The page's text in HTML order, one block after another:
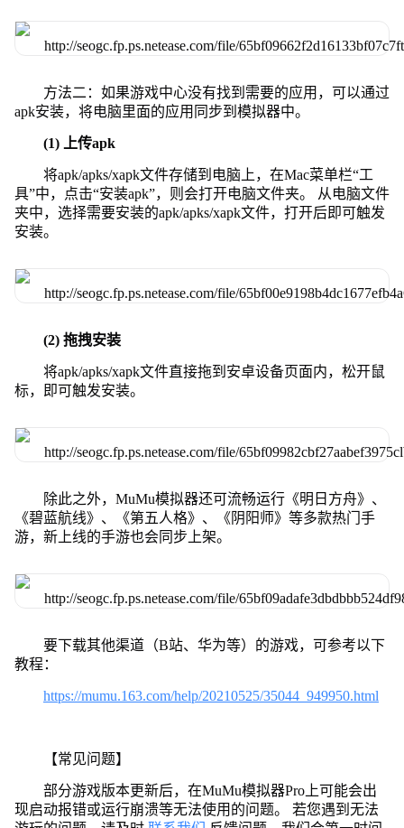
方法二：如果游戏中心没有找到需要的应用，可以通过
apk安装，将电脑里面的应用同步到模拟器中。
(1) 上传apk
将apk/apks/xapk文件存储到电脑上，在Mac菜单栏“工
具”中，点击“安装apk”，则会打开电脑文件夹。 从电脑文件
夹中，选择需要安装的apk/apks/xapk文件，打开后即可触发
安装。
(2) 拖拽安装
将apk/apks/xapk文件直接拖到安卓设备页面内，松开鼠
标，即可触发安装。
除此之外，MuMu模拟器还可流畅运行《明日方舟》、
《碧蓝航线》、《第五人格》、《阴阳师》等多款热门手
游，新上线的手游也会同步上架。
要下载其他渠道（B站、华为等）的游戏，可参考以下
教程：
https://mumu.163.com/help/20210525/35044_949950.html
【常见问题】
部分游戏版本更新后，在MuMu模拟器Pro上可能会出
现启动报错或运行崩溃等无法使用的问题。 若您遇到无法